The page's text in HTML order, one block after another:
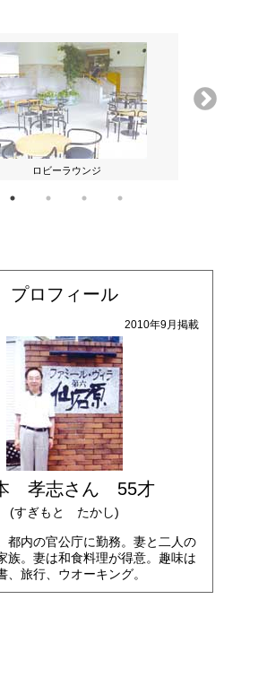
ロビーラウンジ
プロフィール
2010年9月掲載
孝志さん 55才
(すぎもと たかし)
都内の官公庁に勤務。妻と二人の
族。妻は和食料理が得意。趣味は
、旅行、ウオーキング。